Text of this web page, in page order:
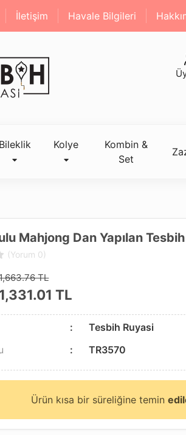
İletişim Havale Bilgileri
Bileklik Kolye
Kombin &
Set
Mahjong Dan Yapılan Tesbih
(Yorum 0)
TL
1,331.01 TL
Tesbih Ruyasi
TR3570
Ürün kısa bir süreliğine temin